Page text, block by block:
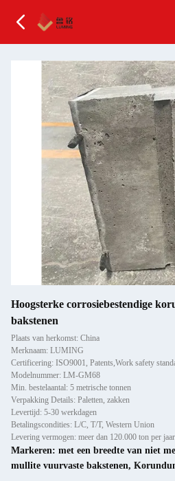
Hoogsterke corrosiebestendige
bakstenen
Plaats van herkomst: China
Merknaam: LUMING
Certificering: ISO9001, Patents,Work safety
Modelnummer: LM-GM68
Min. bestelaantal: 5 metrische tonnen
Verpakking Details: Paletten, zakken
Levertijd: 5-30 werkdagen
Betalingscondities: L/C, T/T, Western Union
Markeren: met een breedte van niet
mullite vuurvaste bakstenen,